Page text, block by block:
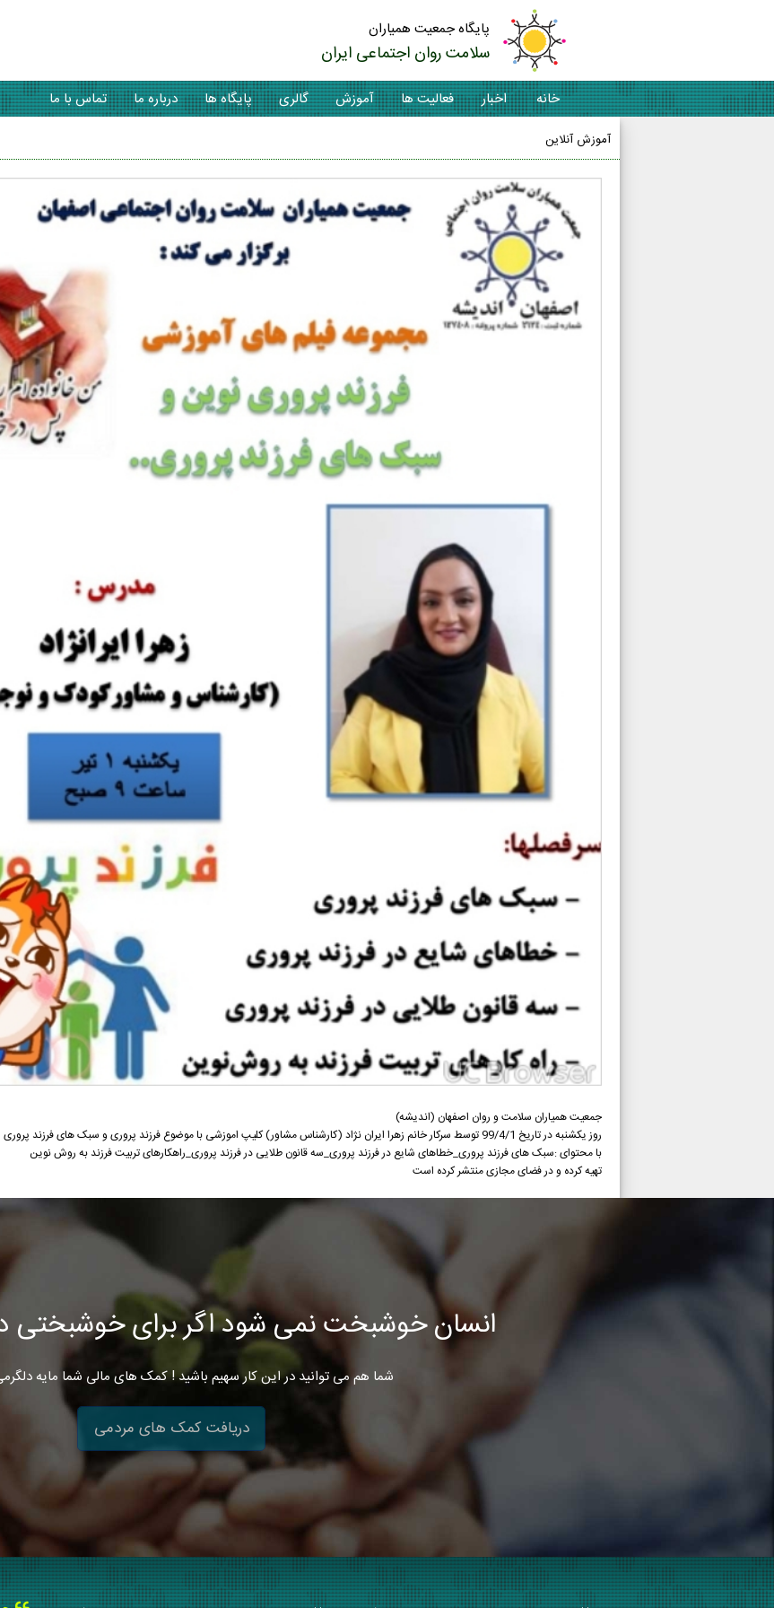
پایگاه جمعیت همیاران
سلامت روان اجتماعی ایران
خانه اخبار فعالیت ها آموزش گالری پایگاه ها درباره ما تماس با ما
آموزش آنلاین
جمعیت همیاران سلامت و روان اصفهان (اندیشه)
روز یکشنبه در تاریخ 99/4/1 توسط سرکار خانم زهرا ایران نژاد (کار‌شناس مشاور) کلیپ اموزشی با موضوع فرزند پروری و سبک های فرزند پروری
با محتوای :سبک های فرزند پروری_خطاهای شایع در فرزند پروری_سه قانون طلایی در فرزند پروری_راهکارهای تربیت فرزند به روش نوین
تهیه کرده و در فضای مجازی منتشر کرده است
انسان خوشبخت نمی شود اگر برای خوشبختی
شما هم می توانید در این کار سهیم باشید ! کمک های مالی شما مایه
دریافت کمک های مردمی